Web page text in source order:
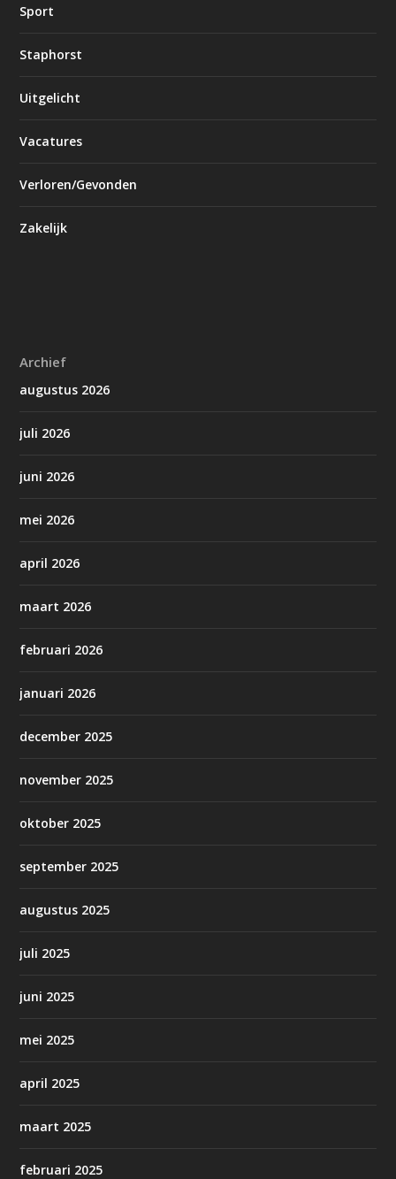
Sport
Staphorst
Uitgelicht
Vacatures
Verloren/Gevonden
Zakelijk
Archief
augustus 2026
juli 2026
juni 2026
mei 2026
april 2026
maart 2026
februari 2026
januari 2026
december 2025
november 2025
oktober 2025
september 2025
augustus 2025
juli 2025
juni 2025
mei 2025
april 2025
maart 2025
februari 2025